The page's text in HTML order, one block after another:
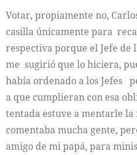
Votar, propiamente no,
casilla únicamente para
respectiva porque el Jefe
me sugirió que lo hiciera,
había ordenado a los Jefes
a que cumplieran con esa
tentada estuve a mentarle
comentaba mucha gente,
amigo de mi papá, para